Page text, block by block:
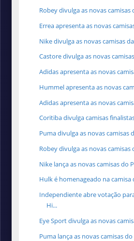
Robey divulga as novas
Errea apresenta as novas
Nike divulga as novas camisas
Castore divulga as novas
Adidas apresenta as novas
Hummel apresenta as novas
Adidas apresenta as novas
Coritiba divulga camisas
Puma divulga as novas camisas
Robey divulga as novas
Nike lança as novas camisas do
Hulk é homenageado na
Independiente abre votação
Hi...
Eye Sport divulga as novas
Puma lança as novas camisas